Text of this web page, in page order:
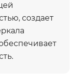
создает